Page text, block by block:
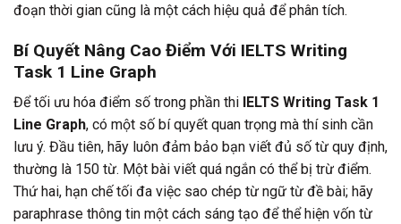
đoạn thời gian cũng là một cách hiệu quả để phân tích.
Bí Quyết Nâng Cao Điểm Với IELTS Writing
Task 1 Line Graph
Để tối ưu hóa điểm số trong phần thi IELTS Writing Task 1
Line Graph, có một số bí quyết quan trọng mà thí sinh cần
lưu ý. Đầu tiên, hãy luôn đảm bảo bạn viết đủ số từ quy định,
thường là 150 từ. Một bài viết quá ngắn có thể bị trừ điểm.
Thứ hai, hạn chế tối đa việc sao chép từ ngữ từ đề bài; hãy
paraphrase thông tin một cách sáng tạo để thể hiện vốn từ